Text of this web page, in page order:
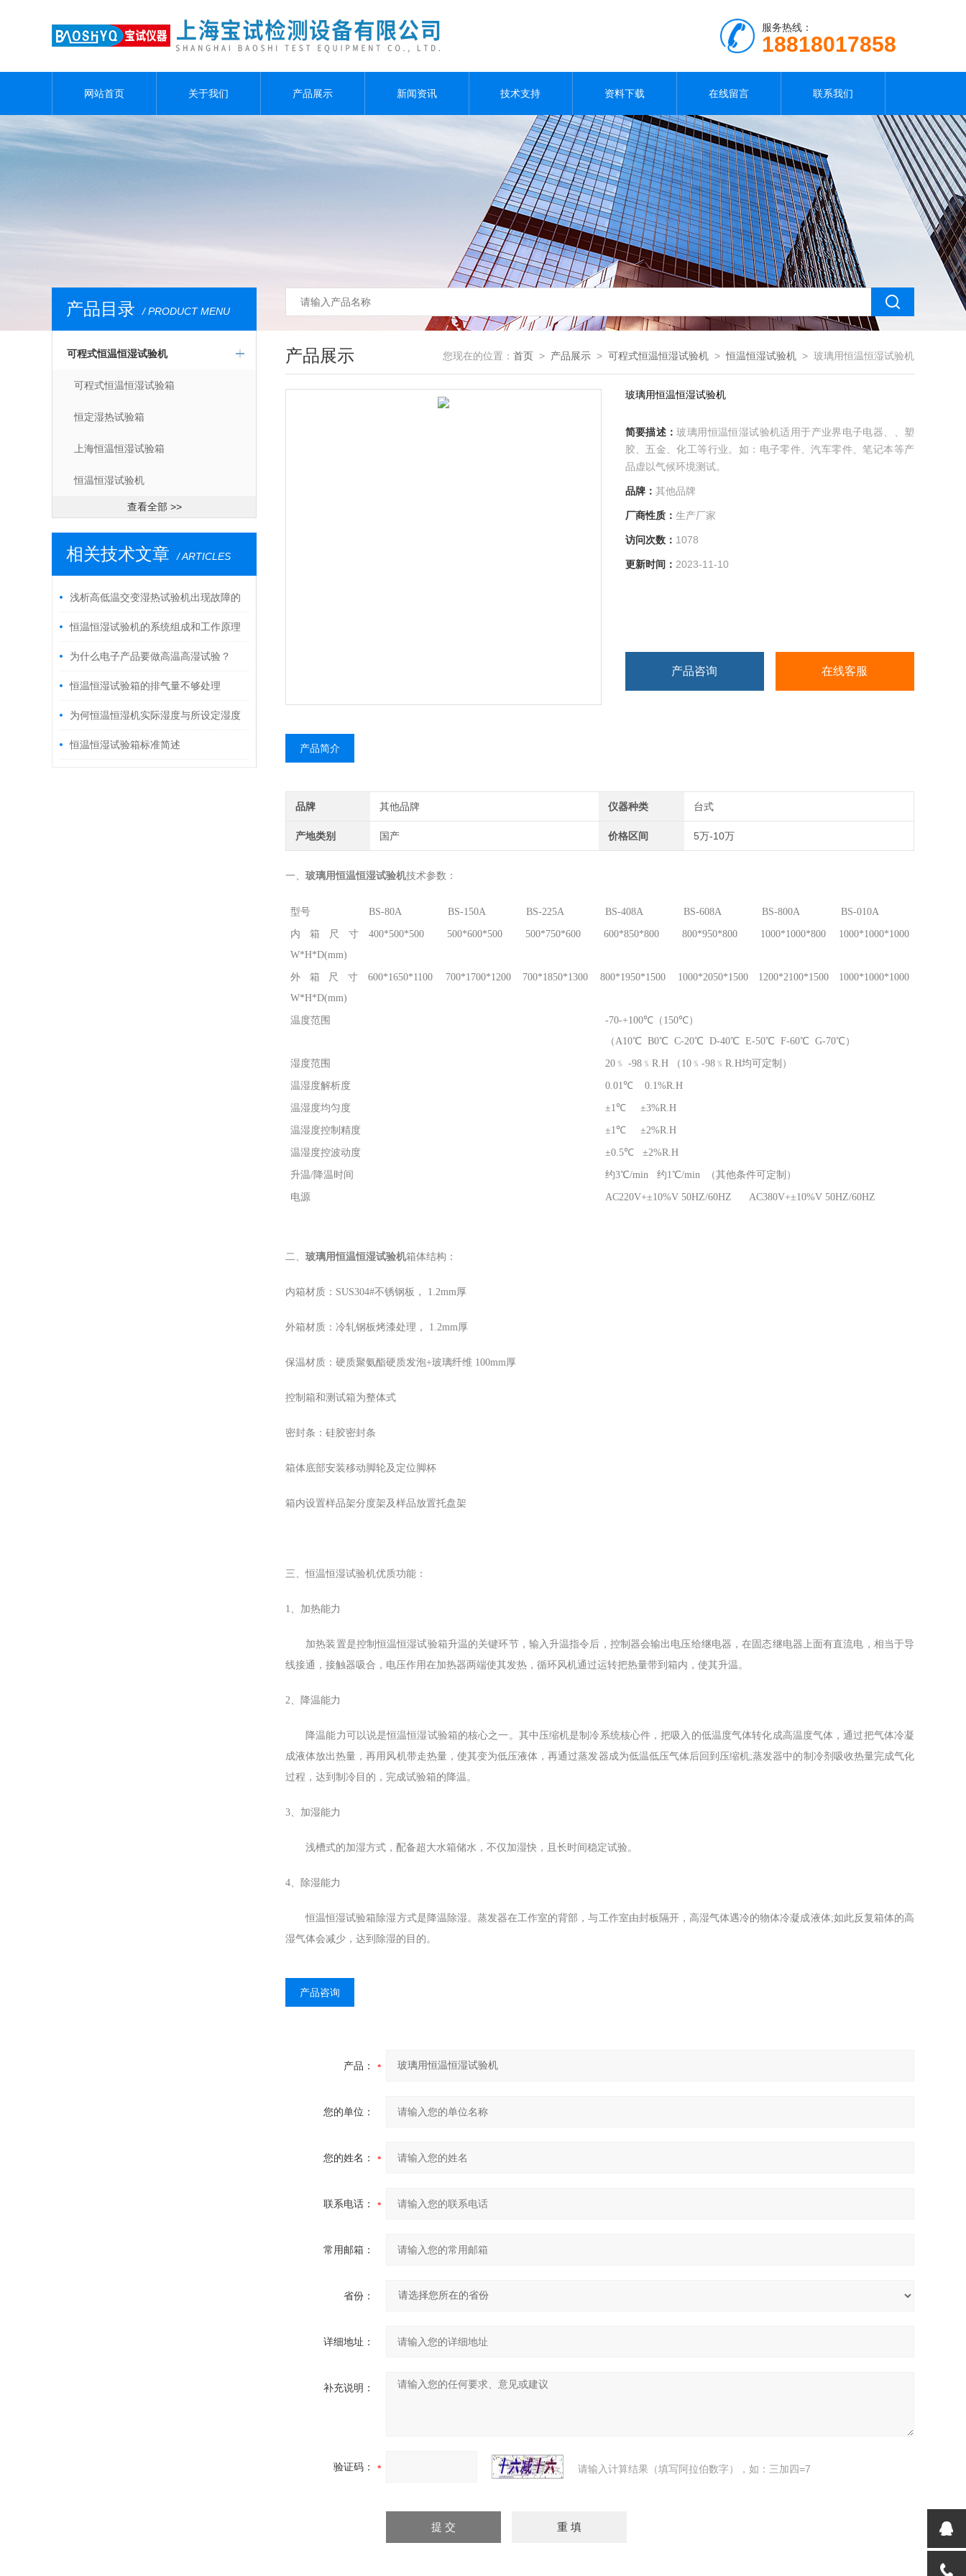
服务热线：
18818017858
网站首页 关于我们 产品展示 新闻资讯 技术支持 资料下载 在线留言 联系我们
产品目录 / PRODUCT MENU
可程式恒温恒湿试验机
可程式恒温恒湿试验箱
恒定湿热试验箱
上海恒温恒湿试验箱
恒温恒湿试验机
查看全部 >>
相关技术文章 / ARTICLES
浅析高低温交变湿热试验机出现故障的
解决方法
恒温恒湿试验机的系统组成和工作原理
是怎样的？
为什么电子产品要做高温高湿试验？
恒温恒湿试验箱的排气量不够处理
为何恒温恒湿机实际湿度与所设定湿度
有偏差
恒温恒湿试验箱标准简述
产品展示 您现在的位置： 首页 > 产品展示 > 可程式恒温恒湿试验机 >恒温恒湿试验机 > 玻璃用恒温恒湿试验机
玻璃用恒温恒湿试验机
简要描述：玻璃用恒温恒湿试验机适用于产业界电子电器、、塑
胶、五金、化工等行业。如：电子零件、汽车零件、笔记本等产
品虚以气候环境测试。
品牌： 其他品牌
厂商性质： 生产厂家
访问次数： 1078
更新时间： 2023-11-10
产品咨询 在线客服
产品简介
品牌 其他品牌 仪器种类 台式
产地类别 国产 价格区间 5万-10万
一、 玻璃用恒温恒湿试验机技术参数：
型号 BS-80A BS-150A BS-225A BS-408A BS-608A BS-800A BS-010A
内箱尺寸
W*H*D(mm)
400*500*500 500*600*500 500*750*600 600*850*800 800*950*800 1000*1000*800 1000*1000*1000
外箱尺寸
W*H*D(mm)
600*1650*1100 700*1700*1200 700*1850*1300 800*1950*1500 1000*2050*1500 1200*2100*1500 1000*1000*1000
温度范围
-70-+100℃（150℃）
（A10℃ B0℃ C-20℃ D-40℃ E-50℃ F-60℃ G-70℃）
湿度范围 20﹪ -98﹪R.H （10﹪-98﹪R.H均可定制）
温湿度解析度 0.01℃ 0.1%R.H
温湿度均匀度 ±1℃ ±3%R.H
温湿度控制精度 ±1℃ ±2%R.H
温湿度控波动度 ±0.5℃ ±2%R.H
升温/降温时间 约3℃/min 约1℃/min （其他条件可定制）
电源 AC220V+±10%V 50HZ/60HZ AC380V+±10%V 50HZ/60HZ
二、 玻璃用恒温恒湿试验机箱体结构：
内箱材质：SUS304#不锈钢板， 1.2mm厚
外箱材质：冷轧钢板烤漆处理， 1.2mm厚
保温材质：硬质聚氨酯硬质发泡+玻璃纤维 100mm厚
控制箱和测试箱为整体式
密封条：硅胶密封条
箱体底部安装移动脚轮及定位脚杯
箱内设置样品架分度架及样品放置托盘架
三、恒温恒湿试验机优质功能：
1、加热能力
加热装置是控制恒温恒湿试验箱升温的关键环节，输入升温指令后，控制器会输出电压给继电器，在固态继电器上面有直流电，相当于导
线接通，接触器吸合，电压作用在加热器两端使其发热，循环风机通过运转把热量带到箱内，使其升温。
2、降温能力
降温能力可以说是恒温恒湿试验箱的核心之一。其中压缩机是制冷系统核心件，把吸入的低温度气体转化成高温度气体，通过把气体冷凝
成液体放出热量，再用风机带走热量，使其变为低压液体，再通过蒸发器成为低温低压气体后回到压缩机;蒸发器中的制冷剂吸收热量完成气化
过程，达到制冷目的，完成试验箱的降温。
3、加湿能力
浅槽式的加湿方式，配备超大水箱储水，不仅加湿快，且长时间稳定试验。
4、除湿能力
恒温恒湿试验箱除湿方式是降温除湿。蒸发器在工作室的背部，与工作室由封板隔开，高湿气体遇冷的物体冷凝成液体;如此反复箱体的高
湿气体会减少，达到除湿的目的。
产品咨询
产品：
您的单位：
您的姓名：
联系电话：
常用邮箱：
省份：
详细地址：
补充说明：
验证码： 请输入计算结果（填写阿拉伯数字），如：三加四=7